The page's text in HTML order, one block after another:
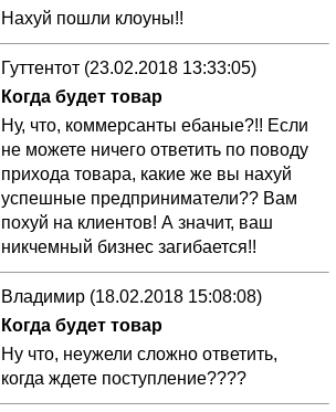
Нахуй пошли клоуны!!
Гуттентот (23.02.2018 13:33:05)
Когда будет товар
Ну, что, коммерсанты ебаные?!! Если
не можете ничего ответить по поводу
прихода товара, какие же вы нахуй
успешные предприниматели?? Вам
похуй на клиентов! А значит, ваш
никчемный бизнес загибается!!
Владимир (18.02.2018 15:08:08)
Когда будет товар
Ну что, неужели сложно ответить,
когда ждете поступление????